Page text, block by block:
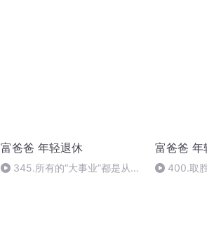
富爸爸 年轻退休
345.所有的“大事业”都是从小
富爸爸 年
400.取